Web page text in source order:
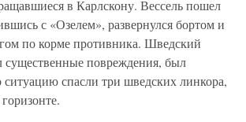
в Карлскону. Вессель пошел
с «Озелем», развернулся бортом и
по корме противника. Шведский
существенные повреждения, был
ситуацию спасли три шведских линкора,